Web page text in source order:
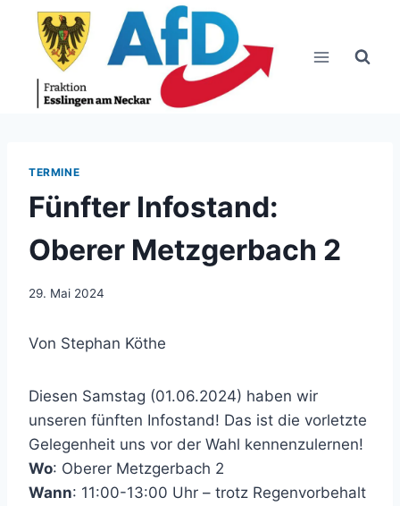
springen
TERMINE
Fünfter Infostand:
Oberer Metzgerbach 2
29. Mai 2024
Von Stephan Köthe
Diesen Samstag (01.06.2024) haben wir
unseren fünften Infostand! Das ist die vorletzte
Gelegenheit uns vor der Wahl kennenzulernen!
Wo: Oberer Metzgerbach 2
Wann: 11:00-13:00 Uhr – trotz Regenvorbehalt